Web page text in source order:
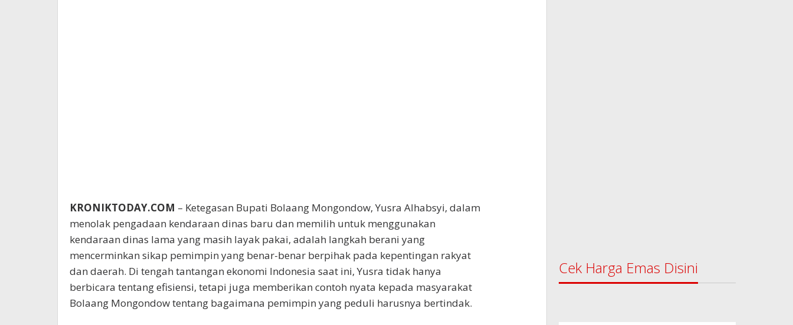
KRONIKTODAY.COM – Ketegasan Bupati Bolaang Mongondow, Yusra Alhabsyi, dalam
menolak pengadaan kendaraan dinas baru dan memilih untuk menggunakan
kendaraan dinas lama yang masih layak pakai, adalah langkah berani yang
mencerminkan sikap pemimpin yang benar-benar berpihak pada kepentingan rakyat
dan daerah. Di tengah tantangan ekonomi Indonesia saat ini, Yusra tidak hanya
berbicara tentang efisiensi, tetapi juga memberikan contoh nyata kepada masyarakat
Bolaang Mongondow tentang bagaimana pemimpin yang peduli harusnya bertindak.
Cek Harga Emas Disini